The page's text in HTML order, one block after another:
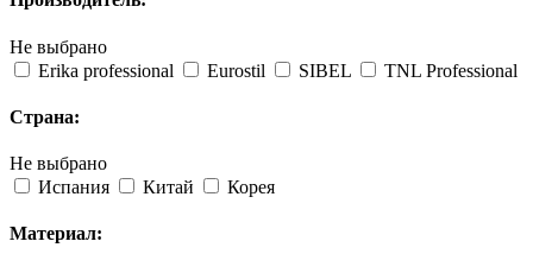
Не выбрано
Erika professional
Eurostil SIBEL TNL Professional
Страна:
Не выбрано
Испания
Китай Корея
Материал: